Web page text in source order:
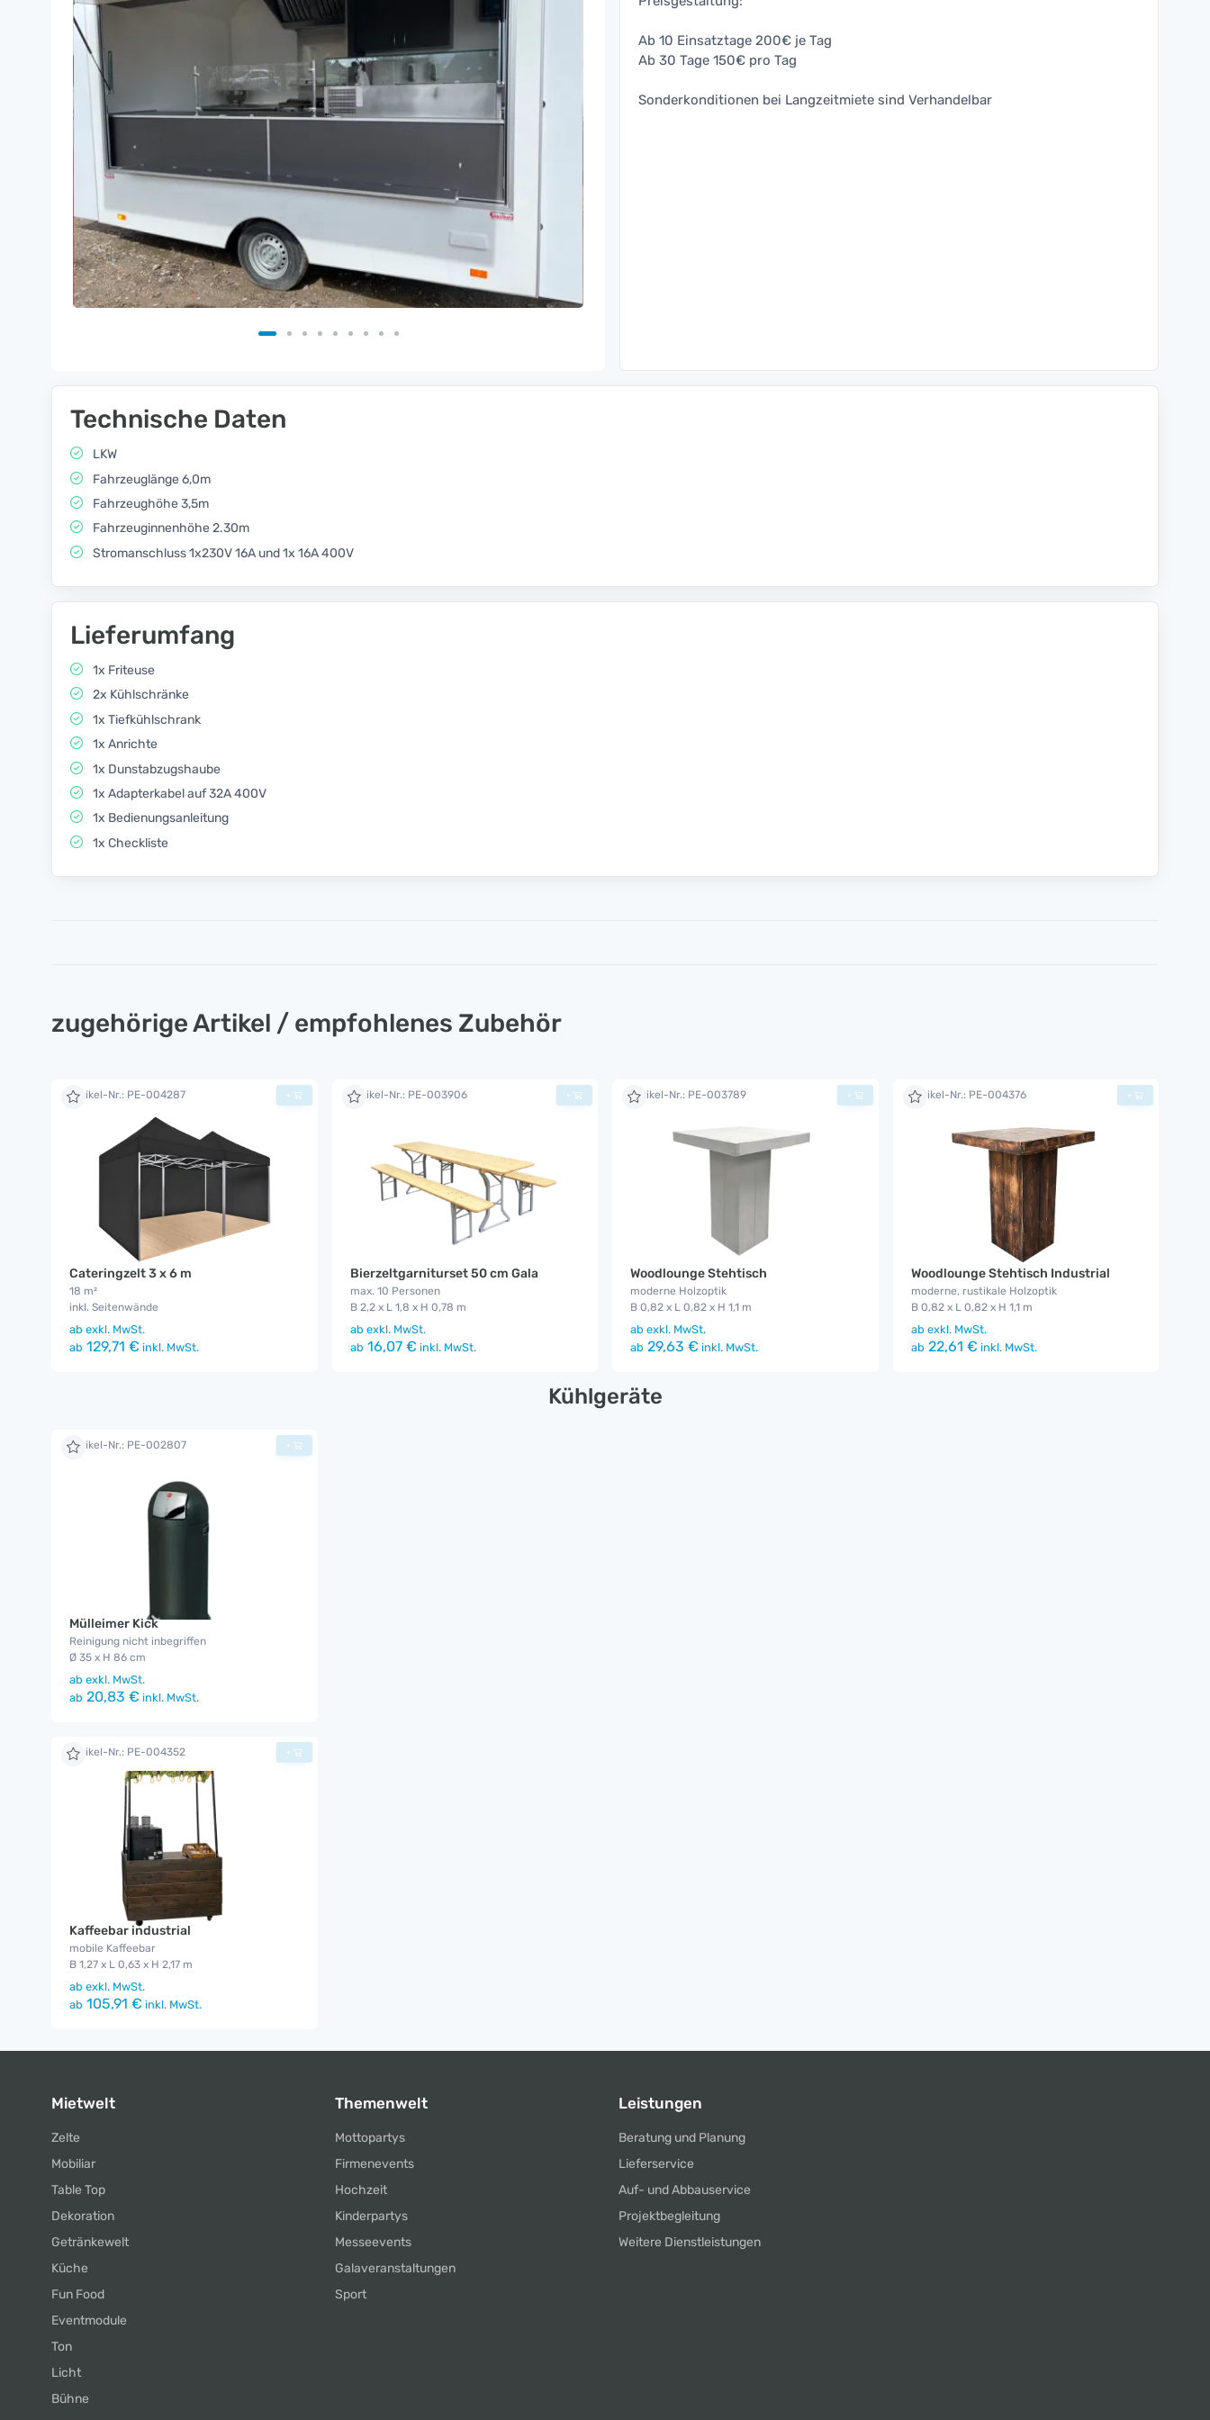
Ab 10 Einsatztage 200€ je Tag
Ab 30 Tage 150€ pro Tag
Sonderkonditionen bei Langzeitmiete sind Verhandelbar
Technische Daten
LKW
Fahrzeuglänge 6,0m
Fahrzeughöhe 3,5m
Fahrzeuginnenhöhe 2.30m
Stromanschluss 1x230V 16A und 1x 16A 400V
Lieferumfang
1x Friteuse
2x Kühlschränke
1x Tiefkühlschrank
1x Anrichte
1x Dunstabzugshaube
1x Adapterkabel auf 32A 400V
1x Bedienungsanleitung
1x Checkliste
zugehörige Artikel / empfohlenes Zubehör
Artikel-Nr.: PE-004287
Cateringzelt 3 x 6 m
18 m²
inkl. Seitenwände
ab exkl. MwSt.
ab 129,71 € inkl. MwSt.
+ Artikel-Nr.: PE-003906
Bierzeltgarniturset 50 cm Gala
max. 10 Personen
B 2,2 x L 1,8 x H 0,78 m
ab exkl. MwSt.
ab 16,07 € inkl. MwSt.
+ Artikel-Nr.: PE-003789
Woodlounge Stehtisch
moderne Holzoptik
B 0,82 x L 0,82 x H 1,1 m
ab exkl. MwSt.
ab 29,63 € inkl. MwSt.
+ Artikel-Nr.: PE-004376
Woodlounge Stehtisch Industrial
moderne, rustikale Holzoptik
B 0,82 x L 0,82 x H 1,1 m
ab exkl. MwSt.
ab 22,61 € inkl. MwSt.
+
Kühlgeräte
Artikel-Nr.: PE-002807
Mülleimer Kick
Reinigung nicht inbegriffen
Ø 35 x H 86 cm
ab exkl. MwSt.
ab 20,83 € inkl. MwSt.
+
Artikel-Nr.: PE-004352
Kaffeebar industrial
mobile Kaffeebar
B 1,27 x L 0,63 x H 2,17 m
ab exkl. MwSt.
ab 105,91 € inkl. MwSt.
+
Mietwelt
Zelte
Mobiliar
Table Top
Dekoration
Getränkewelt
Küche
Fun Food
Eventmodule
Ton
Licht
Bühne
Themenwelt
Mottopartys
Firmenevents
Hochzeit
Kinderpartys
Messeevents
Galaveranstaltungen
Sport
Leistungen
Beratung und Planung
Lieferservice
Auf- und Abbauservice
Projektbegleitung
Weitere Dienstleistungen